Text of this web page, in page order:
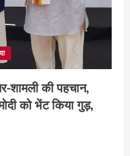
शामली की पहचान,
को भेंट किया गुड़,